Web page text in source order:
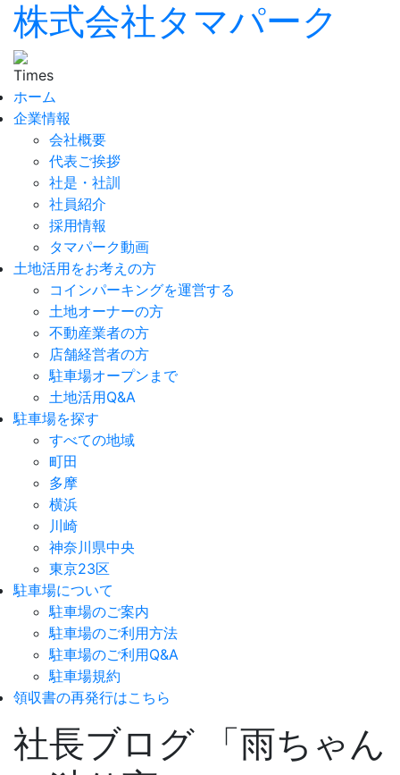
株式会社タマパーク
ホーム
企業情報
会社概要
代表ご挨拶
社是・社訓
社員紹介
採用情報
タマパーク動画
土地活用をお考えの方
コインパーキングを運営する
土地オーナーの方
不動産業者の方
店舗経営者の方
駐車場オープンまで
土地活用Q&A
駐車場を探す
すべての地域
町田
多摩
横浜
川崎
神奈川県中央
東京23区
駐車場について
駐車場のご案内
駐車場のご利用方法
駐車場のご利用Q&A
駐車場規約
領収書の再発行はこちら
社長ブログ 「雨ちゃん